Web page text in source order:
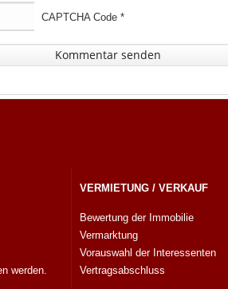
CAPTCHA Code *
VERMIETUNG / VERKAUF
Bewertung der Immobilie
Vermarktung
Vorauswahl der Interessenten
Vertragsabschluss